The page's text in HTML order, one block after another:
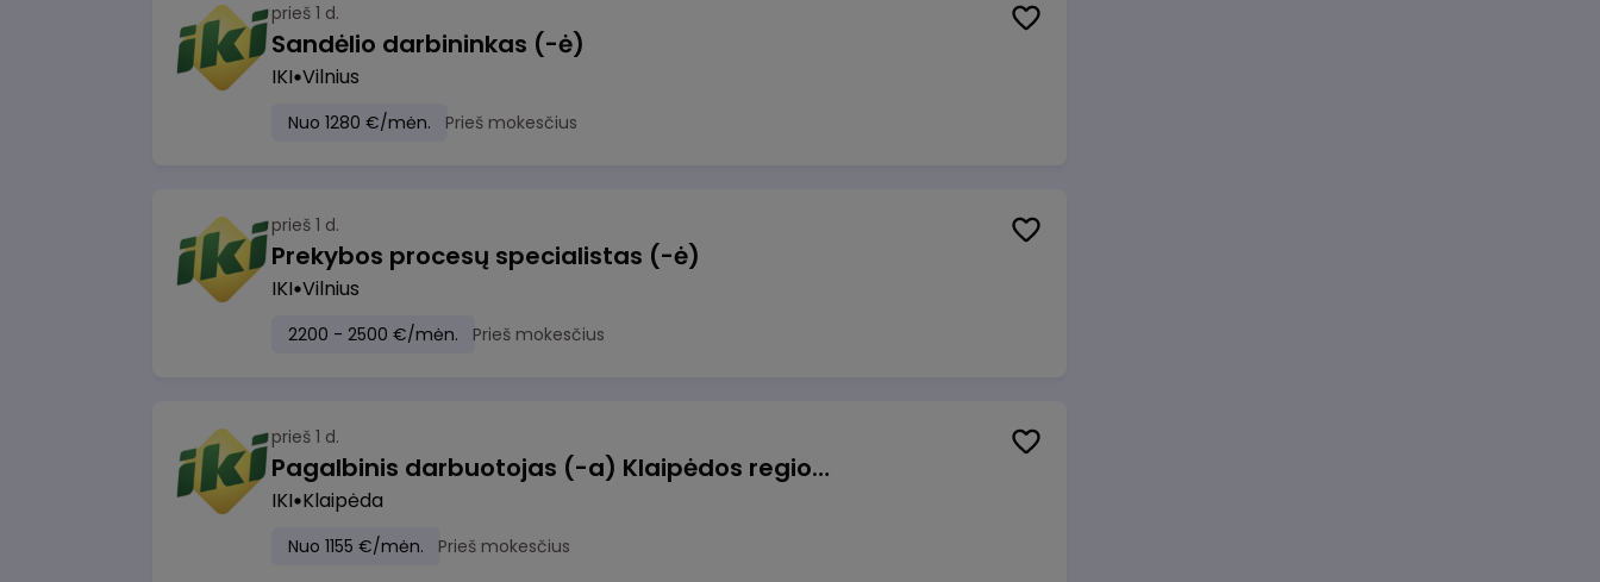
prieš 1 d.
Sandėlio darbininkas (-ė)
IKI Vilnius
Nuo 1280 €/mėn. Prieš mokesčius
prieš 1 d.
Prekybos procesų specialistas (-ė)
IKI Vilnius
2200 - 2500 €/mėn. Prieš mokesčius
prieš 1 d.
Pagalbinis darbuotojas (-a) Klaipėdos regioninėje kepykloje (indų plovime)
IKI Klaipėda
Nuo 1155 €/mėn. Prieš mokesčius